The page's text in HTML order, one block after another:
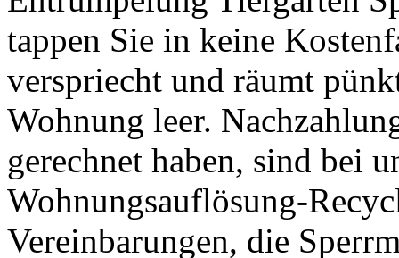
tappen Sie in keine
verspriecht und räumt
Wohnung leer.
gerechnet haben, sind bei
Wohnungsauflösung-
Vereinbarungen, die